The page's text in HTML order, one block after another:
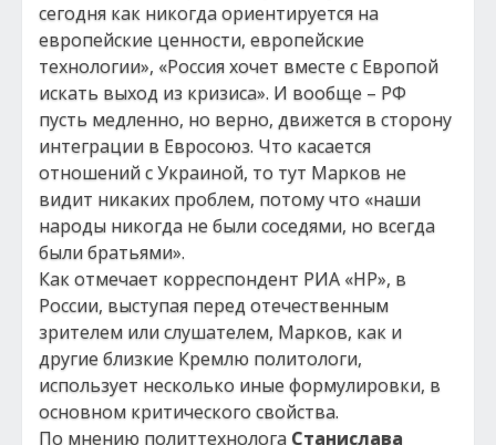
сегодня как никогда ориентируется на
европейские ценности, европейские
технологии», «Россия хочет вместе с Европой
искать выход из кризиса». И вообще – РФ
пусть медленно, но верно, движется в сторону
интеграции в Евросоюз. Что касается
отношений с Украиной, то тут Марков не
видит никаких проблем, потому что «наши
народы никогда не были соседями, но всегда
были братьями».
Как отмечает корреспондент РИА «НР», в
России, выступая перед отечественным
зрителем или слушателем, Марков, как и
другие близкие Кремлю политологи,
использует несколько иные формулировки, в
основном критического свойства.
По мнению политтехнолога Станислава